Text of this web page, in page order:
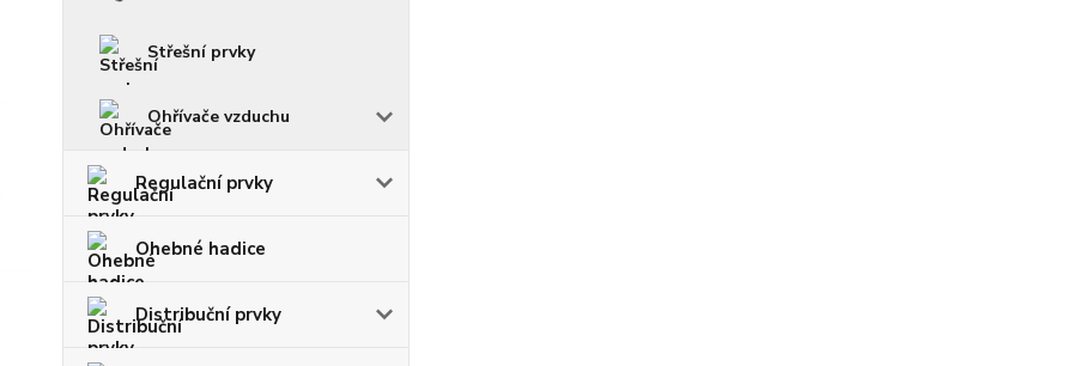
Střešní prvky
Ohřívače vzduchu
Regulační prvky
Ohebné hadice
Distribuční prvky